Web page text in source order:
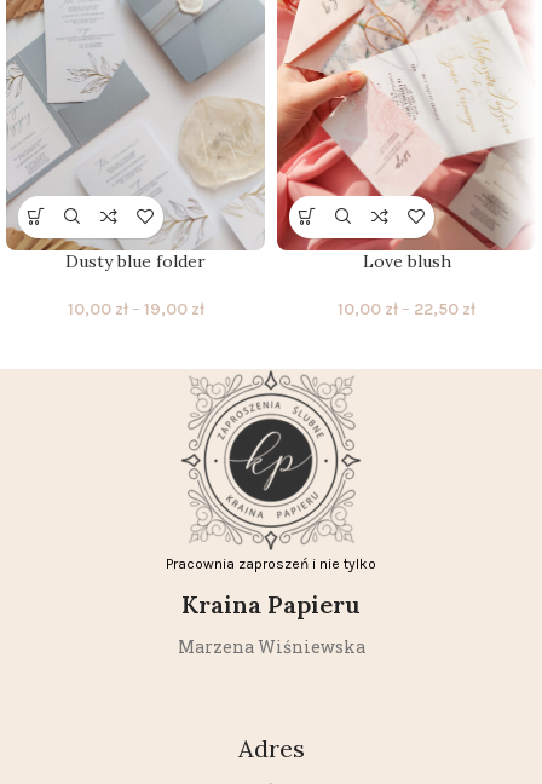
Dusty blue folder
10,00 zł – 19,00 zł
Love blush
10,00 zł – 22,50 zł
Pracownia zaproszeń i nie tylko
Kraina Papieru
Marzena Wiśniewska
Adres